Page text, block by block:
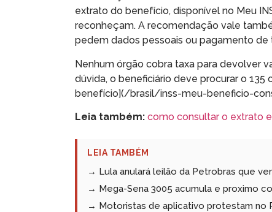
extrato do benefício, disponível no Meu
reconheçam. A recomendação vale
pedem dados pessoais ou pagamento de
Nenhum órgão cobra taxa para devolver
dúvida, o beneficiário deve procurar o
benefício](/brasil/inss-meu-beneficio-
Leia também: como consultar o extrato
LEIA TAMBÉM
→ Lula anulará leilão da Petrobras que
→ Mega-Sena 3005 acumula e proximo
→ Motoristas de aplicativo protestam no